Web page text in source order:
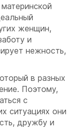
женщин,
и
нежность,
в разных
Поэтому,
с
ситуациях они
дружбу и